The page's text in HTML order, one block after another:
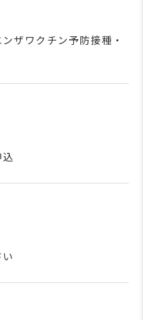
ザワクチン予防接種・